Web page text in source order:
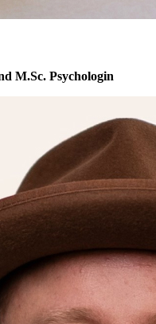
M.Sc. Psychologin